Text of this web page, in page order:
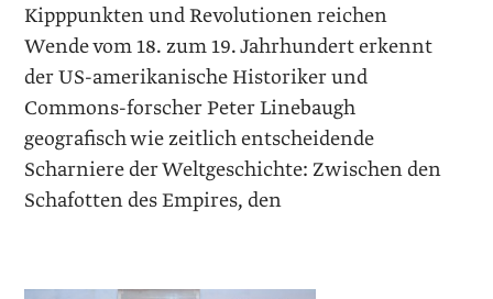
Kipppunkten und Revolutionen reichen
Wende vom 18. zum 19. Jahrhundert erkennt
der US-amerikanische Historiker und
Commons-forscher Peter Linebaugh
geografisch wie zeitlich entscheidende
Scharniere der Weltgeschichte: Zwischen den
Schafotten des Empires, den